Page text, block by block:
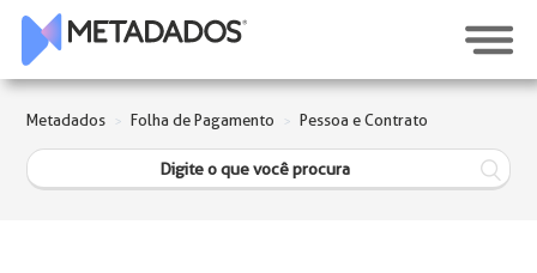
Metadados Folha de Pagamento Pessoa e Contrato